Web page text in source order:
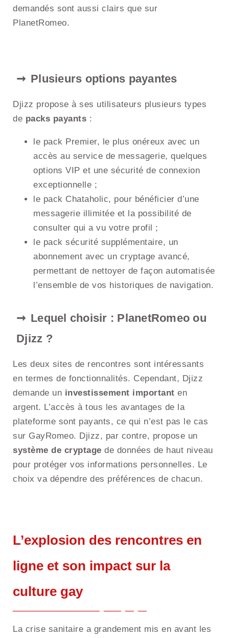
demandés sont aussi clairs que sur
PlanetRomeo.
Plusieurs options payantes
Djizz propose à ses utilisateurs plusieurs types
de packs payants :
le pack Premier, le plus onéreux avec un
accès au service de messagerie, quelques
options VIP et une sécurité de connexion
exceptionnelle ;
le pack Chataholic, pour bénéficier d’une
messagerie illimitée et la possibilité de
consulter qui a vu votre profil ;
le pack sécurité supplémentaire, un
abonnement avec un cryptage avancé,
permettant de nettoyer de façon automatisée
l’ensemble de vos historiques de navigation.
Lequel choisir : PlanetRomeo ou
Djizz ?
Les deux sites de rencontres sont intéressants
en termes de fonctionnalités. Cependant, Djizz
demande un investissement important en
argent. L’accès à tous les avantages de la
plateforme sont payants, ce qui n’est pas le cas
sur GayRomeo. Djizz, par contre, propose un
système de cryptage de données de haut niveau
pour protéger vos informations personnelles. Le
choix va dépendre des préférences de chacun.
L’explosion des rencontres en
ligne et son impact sur la
culture gay
La crise sanitaire a grandement mis en avant les